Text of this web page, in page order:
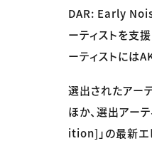
DAR: Early
ーティストを支
ーティストには
選出されたアー
ほか、選出アー
ition]」の最新エ